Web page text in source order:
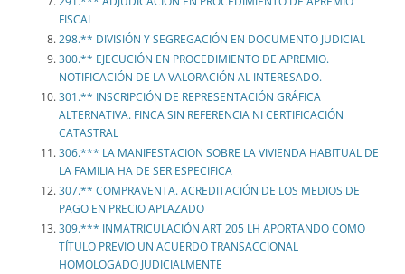
FISCAL
298.** DIVISIÓN Y SEGREGACIÓN EN DOCUMENTO JUDICIAL
300.** EJECUCIÓN EN PROCEDIMIENTO DE APREMIO.
NOTIFICACIÓN DE LA VALORACIÓN AL INTERESADO.
301.** INSCRIPCIÓN DE REPRESENTACIÓN GRÁFICA
ALTERNATIVA. FINCA SIN REFERENCIA NI CERTIFICACIÓN
CATASTRAL
306.*** LA MANIFESTACION SOBRE LA VIVIENDA HABITUAL DE
LA FAMILIA HA DE SER ESPECIFICA
307.** COMPRAVENTA. ACREDITACIÓN DE LOS MEDIOS DE
PAGO EN PRECIO APLAZADO
309.*** INMATRICULACIÓN ART 205 LH APORTANDO COMO
TÍTULO PREVIO UN ACUERDO TRANSACCIONAL
HOMOLOGADO JUDICIALMENTE